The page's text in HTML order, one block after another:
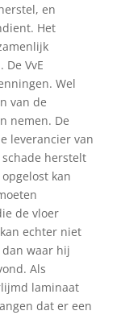
en
Het
VvE
Wel
van de
nemen. De
leverancier van
herstelt
kan
de vloer
echter niet
waar hij
Als
laminaat
dat er een